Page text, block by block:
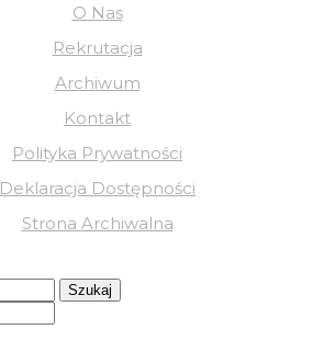
O Nas
Rekrutacja
Archiwum
Kontakt
Polityka Prywatności
Deklaracja Dostępności
Strona Archiwalna